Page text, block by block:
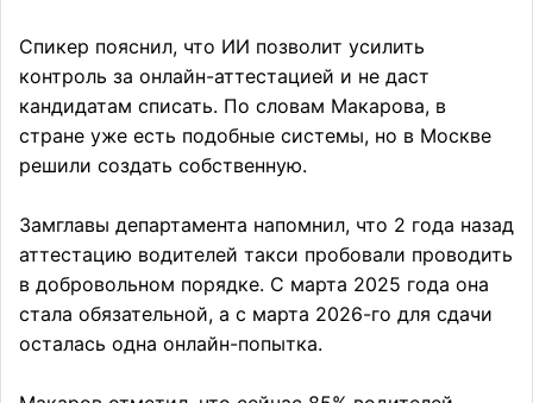
Спикер пояснил, что ИИ позволит усилить
контроль за онлайн-аттестацией и не даст
кандидатам списать. По словам Макарова, в
стране уже есть подобные системы, но в Москве
решили создать собственную.
Замглавы департамента напомнил, что 2 года назад
аттестацию водителей такси пробовали проводить
в добровольном порядке. С марта 2025 года она
стала обязательной, а с марта 2026-го для сдачи
осталась одна онлайн-попытка.